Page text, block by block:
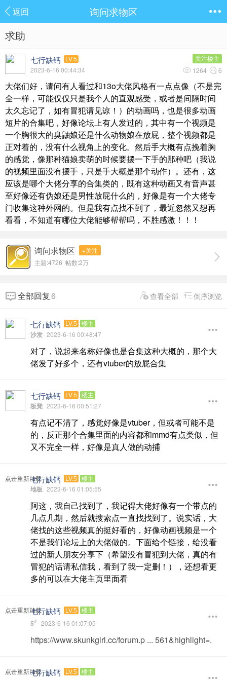
返回 询问求物区
求助
七行缺钙 LV.5
2023-6-16 00:44:34
关注楼主
1264 6
大佬们好，请问有人看过和13o大佬风格有一点点像（不是完
全一样，可能仅仅只是我个人的直观感受，或者是间隔时间
太久忘记了，如有冒犯请见谅！）的动画吗，也是很多动画
短片的合集吧，好像论坛上有人发过的，其中有一个视频是
一个胸很大的臭鼬娘还是什么动物娘在放屁，整个视频都是
正对着的，没有什么视角上的变化。然后手大概有点挽着胸
的感觉，像那种猫娘卖萌的时候要摆一下手的那种吧（我说
的视频里面没有摆手，只是手大概是那个动作）。还有，这
应该是哪个大佬分享的合集类的，既有这种动画又有音声甚
至好像还有伪娘还是男性放屁什么的，好像是有一个大佬专
门收集这种外网的。但是我有点找不到了，最近忽然又想再
看看，不知道有哪位大佬能够帮帮吗，不胜感激！！！
询问求物区
+关注
主题:4726 帖数:2万
全部回复6 查看全部 倒序浏览
七行缺钙 LV.5 楼主
沙发 2023-6-16 00:48:47
对了，说起来名称好像也是合集这种大概的，那个大
佬发了好多个，还有vtuber的放屁合集
七行缺钙 LV.5 楼主
板凳 2023-6-16 00:51:27
有点记不清了，感觉好像是vtuber，但或者可能不是
的，反正那个合集里面的内容都和mmd有点类似，但
又不完全一样，好像是真人做的动捕
点击重新加载七行缺钙 LV.5 楼主
地板 2023-6-16 01:05:55
阿这，我自己找到了，我记得大佬好像有一个带点的
几点几期，然后就搜索点一直找找到了。说实话，大
佬找的这些视频真的挺好看的，好像动画视频是一个
不是我们论坛上的大佬做的。下面给个链接，给没看
过的新人朋友分享下（希望没有冒犯到大佬，真的有
冒犯的话请私信我，看到了我一定删！），还想看更
多的可以在大佬主页里面看
点击重新加载七行缺钙 LV.5 楼主
5# 2023-6-16 01:07:05
https://www.skunkgirl.cc/forum.p ... 561&highlight=.
点击重新加载七行缺钙 LV.5 楼主